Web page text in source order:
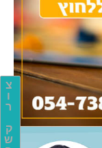
צ
ו
ר
ק
ש